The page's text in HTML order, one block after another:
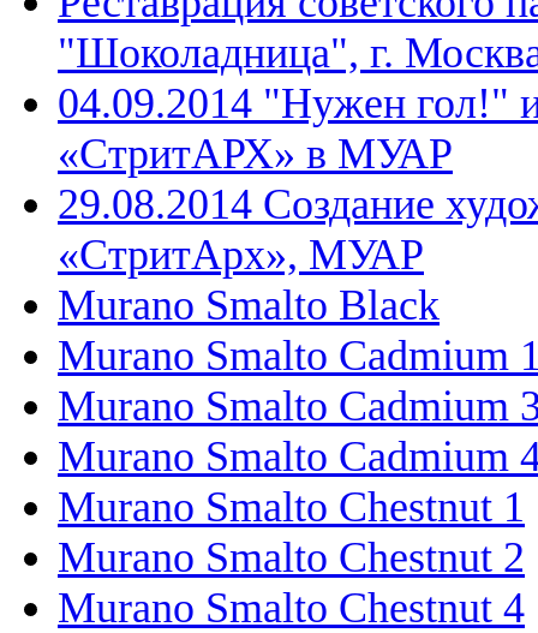
"Шоколадница", г.
04.09.2014 "Нужен гол!"
«СтритАРХ» в МУАР
29.08.2014 Создание
«СтритАрх», МУАР
Murano Smalto Black
Murano Smalto Cadmium
Murano Smalto Cadmium
Murano Smalto Cadmium
Murano Smalto Chestnut 1
Murano Smalto Chestnut 2
Murano Smalto Chestnut 4